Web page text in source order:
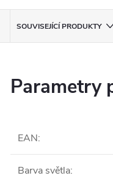
SOUVISEJÍCÍ PRODUKTY
Parametry
EAN:
Barva světla: